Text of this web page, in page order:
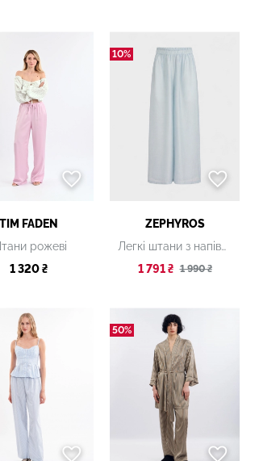
TIM FADEN
рожеві
1 320 ₴
10%
ZEPHYROS
Легкі штани з напівпрозорого тенселу
1 791 ₴ 1 990 ₴
50%